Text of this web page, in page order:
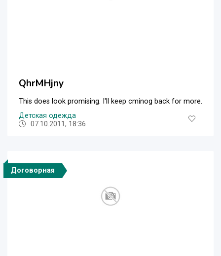
QhrMHjny
This does look promising. I'll keep cminog back for more.
Детская одежда
07.10.2011, 18:36
Договорная